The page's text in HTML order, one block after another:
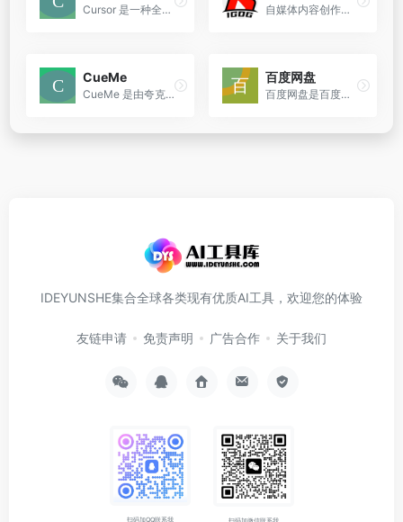
Cursor 是一种全新的智能 IDE，通过与 AI 的无缝集成而提供支持。 Cursor 基于 VSCode 构建，学习速度快，但可以提高您的工作效率。 自媒体内容创作和流量飙升平台
CueMe
CueMe 是由夸克自主研发的一款智能对话助手，旨在为用户的学习、工作、生活提供一站式的信息服务。 支持用户的文学创作、知识获取、感情陪伴等需求。
百度网盘
百度网盘是百度开发的一款国民级云存储产品
IDEYUNSHE集合全球各类现有优质AI工具，欢迎您的体验
友链申请 免责声明 广告合作 关于我们
扫码加QQ联系我